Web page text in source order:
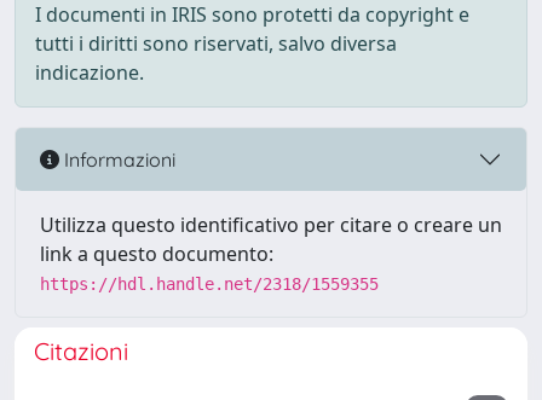
I documenti in IRIS sono protetti da copyright e
tutti i diritti sono riservati, salvo diversa
indicazione.
Informazioni
Utilizza questo identificativo per citare o creare un
link a questo documento:
https://hdl.handle.net/2318/1559355
Citazioni